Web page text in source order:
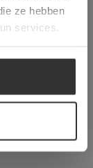
ze hebben
services.